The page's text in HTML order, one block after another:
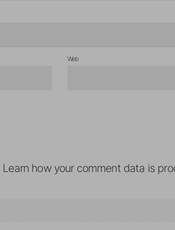
Web
Learn how your comment data is